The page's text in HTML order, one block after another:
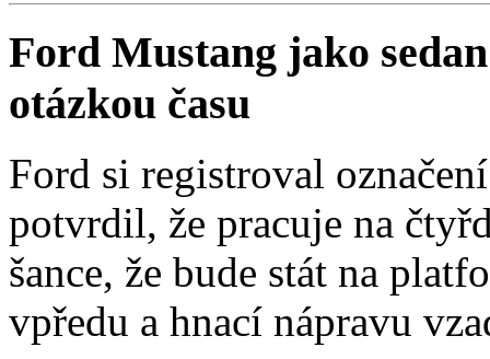
Ford Mustang jako
otázkou času
Ford si registroval
potvrdil, že pracuje na
šance, že bude stát na
vpředu a hnací nápravu